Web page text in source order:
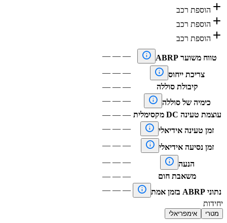
 הוספת רכב
 הוספת רכב
 הוספת רכב
טווח משוער ABRP 
—
—
—
צריכת ייחוס 
—
—
—
קיבולת סוללה
—
—
—
כימיה של סוללה 
—
—
—
עוצמת טעינה DC מקסימלית
—
—
—
זמן טעינה אידיאלי 
—
—
—
זמן נסיעה אידיאלי 
—
—
—
הנעה 
—
—
—
משאבת חום
—
—
—
נתוני ABRP בזמן אמת

—
—
—
יחידות
מטרי אימפריאלי